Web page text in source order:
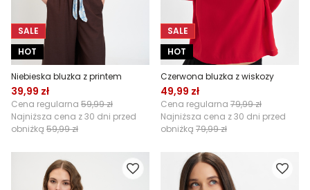
SALE
HOT
Niebieska bluzka z printem
39,99 zł
Cena regularna 59,99 zł
Najniższa cena z 30 dni przed
obniżką 59,99 zł
SALE
HOT
Czerwona bluzka z wiskozy
49,99 zł
Cena regularna 79,99 zł
Najniższa cena z 30 dni przed
obniżką 79,99 zł